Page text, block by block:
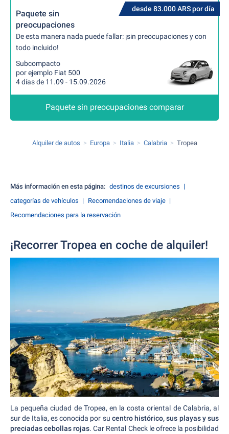
desde 83.000 ARS por día
Paquete sin
preocupaciones
De esta manera nada puede fallar: ¡sin preocupaciones y con
todo incluido!
Subcompacto
por ejemplo Fiat 500
4 días de 11.09 - 15.09.2026
Paquete sin preocupaciones comparar
Alquiler de autos Europa Italia Calabria Tropea
Más información en esta página: destinos de excursiones
categorías de vehículos
Recomendaciones de viaje
Recomendaciones para la reservación
¡Recorrer Tropea en coche de alquiler!
La pequeña ciudad de Tropea, en la costa oriental de Calabria, al
sur de Italia, es conocida por su centro histórico, sus playas y sus
preciadas cebollas rojas. Car Rental Check le ofrece la posibilidad